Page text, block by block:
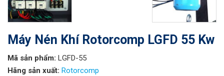
Máy Nén Khí Rotorcomp LGFD 55 Kw
Mã sản phẩm: LGFD-55
Hãng sản xuất: Rotorcomp